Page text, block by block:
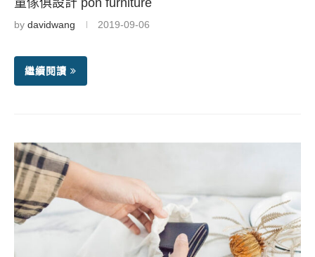
童傢俱設計 pon furniture
by davidwang 2019-09-06
繼續閱讀